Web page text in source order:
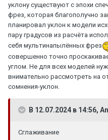
уклону существуют с эпохи
фрез, которая благополучно
планировал уклон к модели
пару градусов из расчёта
себя мультинапылённых фрез
совершенно точно
углом. Не для всех моделей
внимательно рассмотреть на
сомнения-уклон.
В 12.07.2024 в 14:56,
Сглаживание